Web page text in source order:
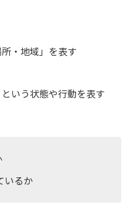
・地域」を表す
いう状態や行動を表す
いるか